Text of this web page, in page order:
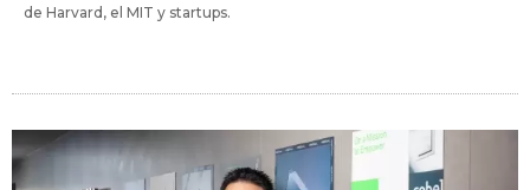
de Harvard, el MIT y startups.